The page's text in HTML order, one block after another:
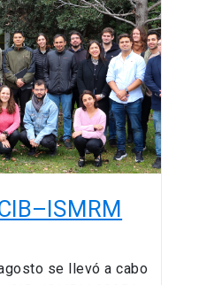
se llevó a cabo